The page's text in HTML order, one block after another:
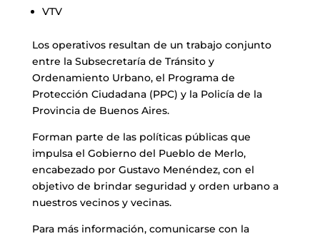
VTV
Los operativos resultan de un trabajo conjunto
entre la Subsecretaría de Tránsito y
Ordenamiento Urbano, el Programa de
Protección Ciudadana (PPC) y la Policía de la
Provincia de Buenos Aires.
Forman parte de las políticas públicas que
impulsa el Gobierno del Pueblo de Merlo,
encabezado por Gustavo Menéndez, con el
objetivo de brindar seguridad y orden urbano a
nuestros vecinos y vecinas.
Para más información, comunicarse con la